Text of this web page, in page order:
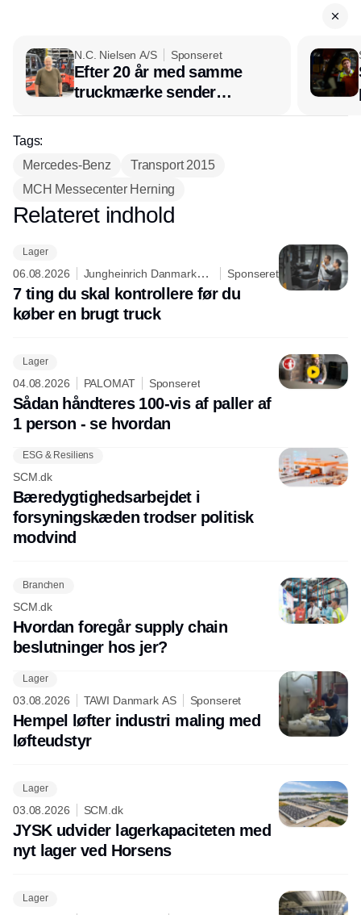
N.C. Nielsen A/S Sponseret
Efter 20 år med samme
truckmærke sender
lagerchef stafetten videre
Tags:
Mercedes-Benz
Transport 2015
MCH Messecenter Herning
Annonce
Relateret indhold
Lager
06.08.2026
Jungheinrich Danmark
A/S
Sponseret
7 ting du skal kontrollere før du
køber en brugt truck
Lager
04.08.2026 PALOMAT Sponseret
Sådan håndteres 100-vis af paller af
1 person - se hvordan
ESG & Resiliens
SCM.dk
Bæredygtighedsarbejdet i
forsyningskæden trodser politisk
modvind
Branchen
SCM.dk
Hvordan foregår supply chain
beslutninger hos jer?
Lager
03.08.2026 TAWI Danmark AS Sponseret
Hempel løfter industri maling med
løfteudstyr
Lager
03.08.2026 SCM.dk
JYSK udvider lagerkapaciteten med
nyt lager ved Horsens
Lager